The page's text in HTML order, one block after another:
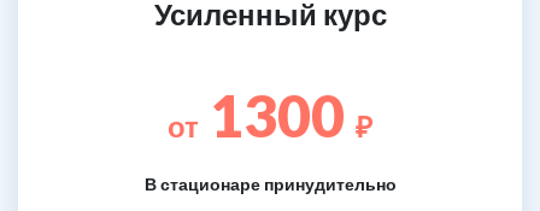
Усиленный курс
от 1300 ₽
В стационаре принудительно